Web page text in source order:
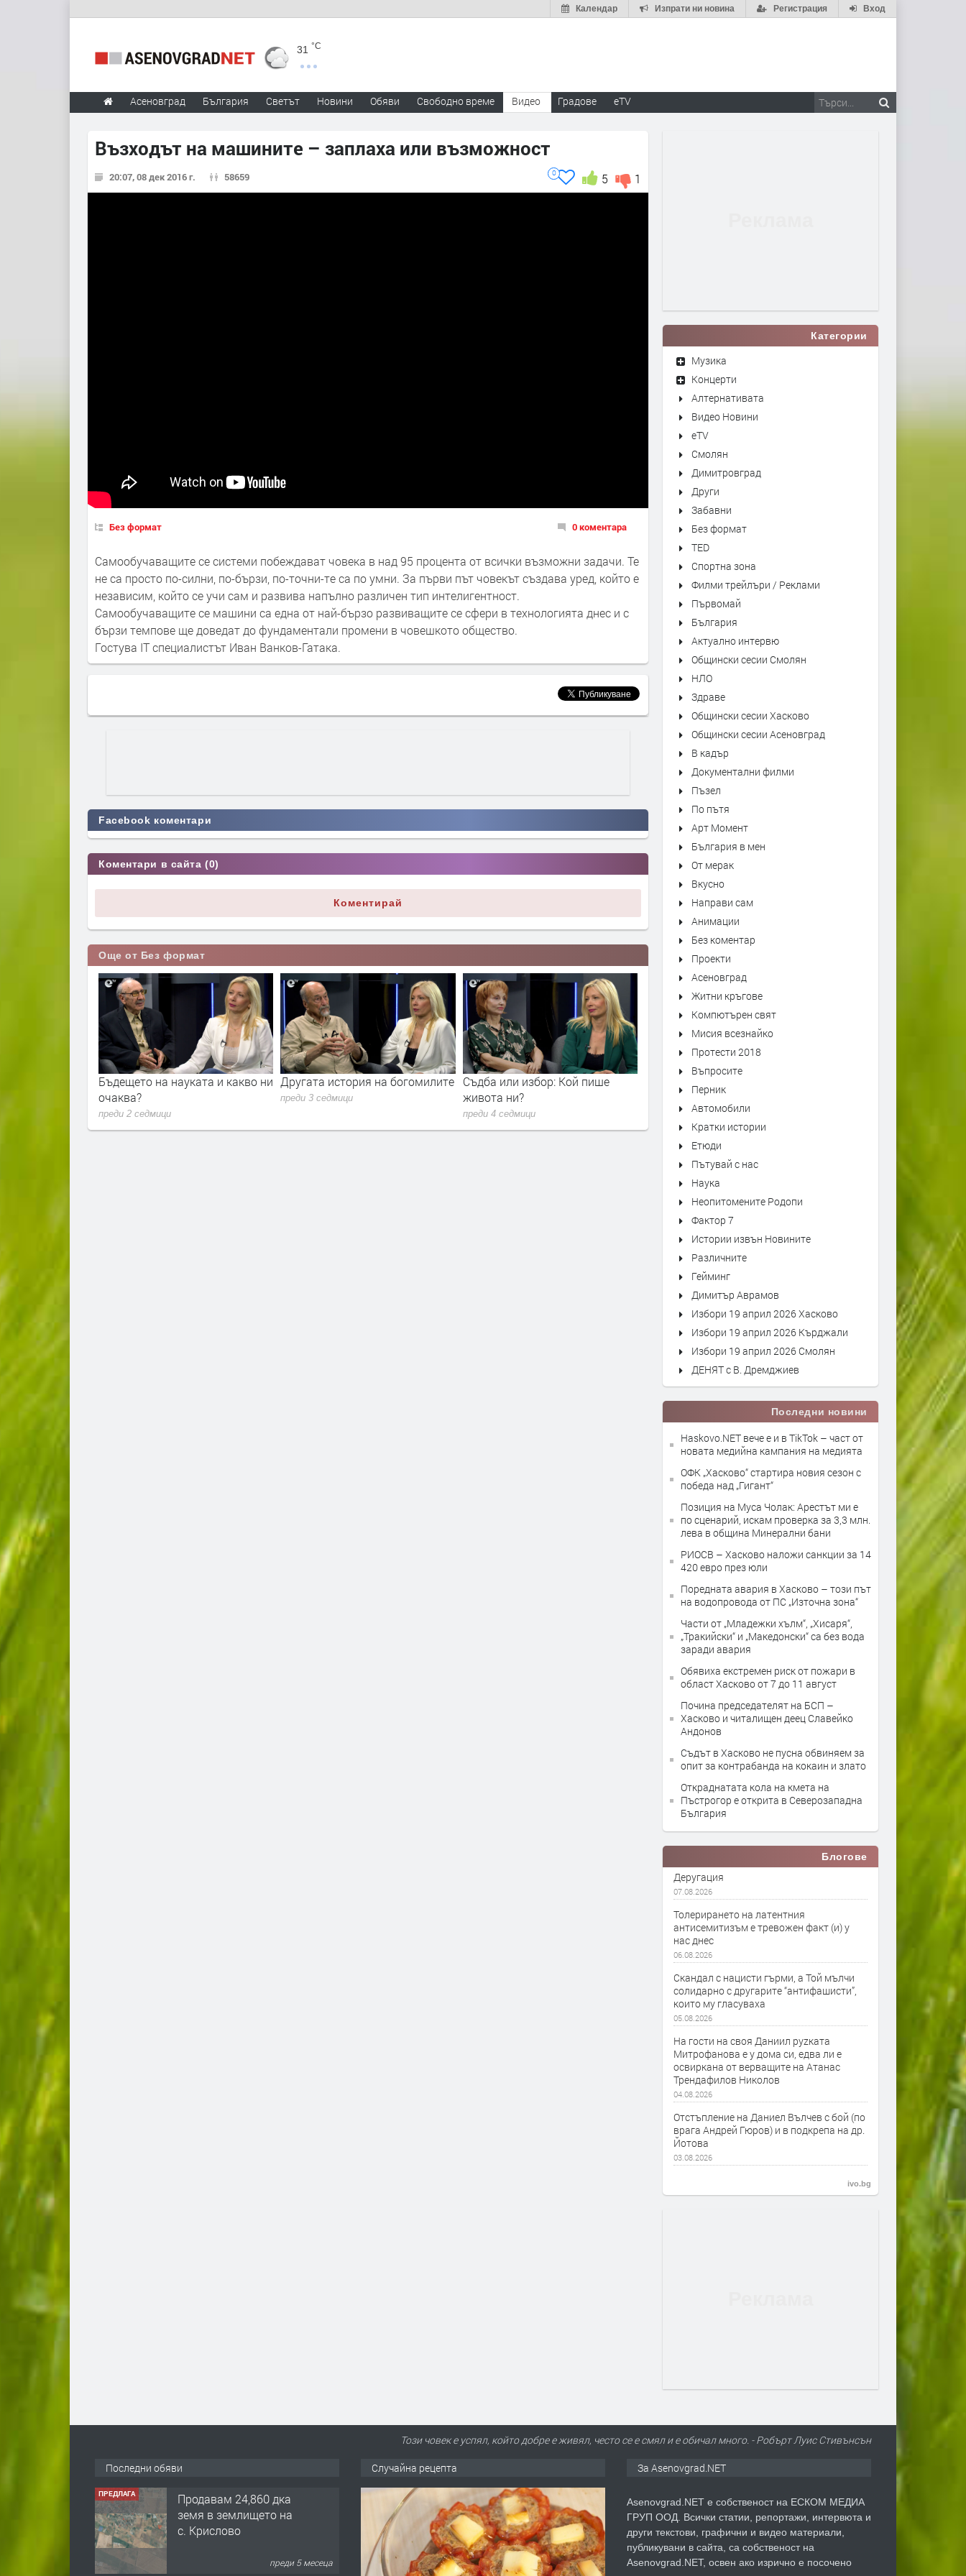
Вход
Регистрация
Изпрати ни новина
Календар
31 °C
Асеновград България Светът Новини Обяви Свободно време Видео Градове eTV
Възходът на машините – заплаха или възможност
20:07, 08 дек 2016 г. 58659 1
5
0
Без формат 0 коментара
Самообучаващите се системи побеждават човека в над 95 процента от всички възможни задачи. Те
не са просто по-силни, по-бързи, по-точни-те са по умни. За първи път човекът създава уред, който е
независим, който се учи сам и развива напълно различен тип интелигентност.
Самообучаващите се машини са една от най-бързо развиващите се сфери в технологията днес и с
бързи темпове ще доведат до фундаментали промени в човешкото общество.
Гостува IT специалистът Иван Ванков-Гатака.
Facebook коментари
Коментари в сайта (0)
Коментирай
Още от Без формат
Бъдещето на науката и какво ни
очаква?
преди 2 седмици
Другата история на богомилите
преди 3 седмици
Съдба или избор: Кой пише
живота ни?
преди 4 седмици
Има ли живот дълбоко под
Земята?
преди 1 месец
Категории
Музика
Концерти
Алтернативата
Видео Новини
eTV
Смолян
Димитровград
Други
Забавни
Без формат
TED
Спортна зона
Филми трейлъри / Реклами
Първомай
България
Актуално интервю
Общински сесии Смолян
НЛО
Здраве
Общински сесии Хасково
Общински сесии Асеновград
В кадър
Документални филми
Пъзел
По пътя
Арт Момент
България в мен
От мерак
Вкусно
Направи сам
Анимации
Без коментар
Проекти
Асеновград
Житни кръгове
Компютърен свят
Мисия всезнайко
Протести 2018
Въпросите
Перник
Автомобили
Кратки истории
Етюди
Пътувай с нас
Наука
Неопитомените Родопи
Фактор 7
Истории извън Новините
Различните
Гейминг
Димитър Аврамов
Избори 19 април 2026 Хасково
Избори 19 април 2026 Кърджали
Избори 19 април 2026 Смолян
ДЕНЯТ с В. Дремджиев
Последни новини
Haskovo.NET вече е и в TikTok – част от
новата медийна кампания на медията
ОФК „Хасково“ стартира новия сезон с
победа над „Гигант“
Позиция на Муса Чолак: Арестът ми е
по сценарий, искам проверка за 3,3 млн.
лева в община Минерални бани
РИОСВ – Хасково наложи санкции за 14
420 евро през юли
Поредната авария в Хасково – този път
на водопровода от ПС „Източна зона“
Части от „Младежки хълм“, „Хисаря“,
„Тракийски“ и „Македонски“ са без вода
заради авария
Обявиха екстремен риск от пожари в
област Хасково от 7 до 11 август
Почина председателят на БСП –
Хасково и читалищен деец Славейко
Андонов
Съдът в Хасково не пусна обвиняем за
опит за контрабанда на кокаин и злато
Откраднатата кола на кмета на
Пъстрогор е открита в Северозападна
България
Блогове
Деругация
07.08.2026
Толерирането на латентния
антисемитизъм е тревожен факт (и) у
нас днес
06.08.2026
Скандал с нацисти гърми, а Той мълчи
солидарно с другарите “антифашисти”,
които му гласуваха
05.08.2026
На гости на своя Даниил руzката
Митрофанова е у дома си, едва ли е
освиркана от верващите на Атанас
Трендафилов Николов
04.08.2026
Отстъпление на Даниел Вълчев с бой (по
врага Андрей Гюров) и в подкрепа на др.
Йотова
03.08.2026
ivo.bg
Този човек е успял, който добре е живял, често се е смял и е обичал много. - Робърт Луис Стивънсън
Последни обяви
ПРЕДЛАГА
Продавам 24,860 дка
земя в землището на
с. Крислово
преди 5 месеца
Случайна рецепта За Asenovgrad.NET
Asenovgrad.NET е собственост на ЕСКОМ МЕДИА
ГРУП ООД. Всички статии, репортажи, интервюта и
други текстови, графични и видео материали,
публикувани в сайта, са собственост на
Asenovgrad.NET, освен ако изрично е посочено